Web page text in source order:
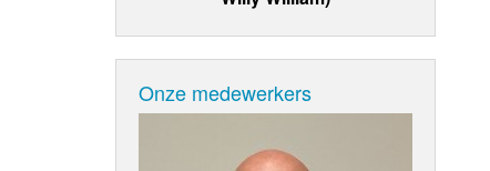
Onze medewerkers